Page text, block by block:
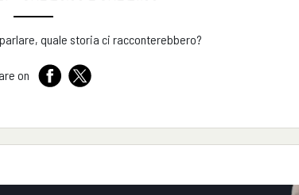
quale storia ci racconterebbero?
on